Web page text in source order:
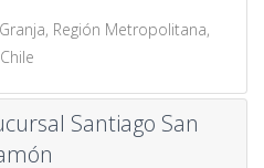
Región Metropolitana,
Chile
Santiago San